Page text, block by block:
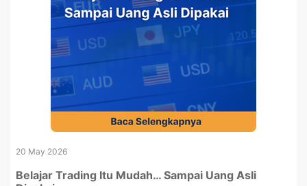
20 May 2026
Belajar Trading Itu Mudah… Sampai Uang Asli